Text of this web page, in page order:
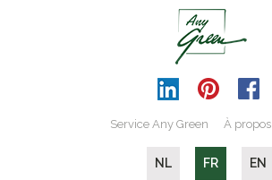
Service Any Green À propos
NL FR EN